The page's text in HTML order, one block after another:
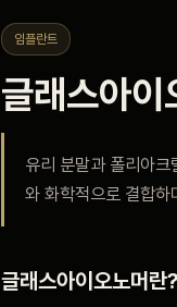
임플란트
글래스아이
유리 분말과 폴리아
와 화학적으로 결합하
글래스아이오노머란?